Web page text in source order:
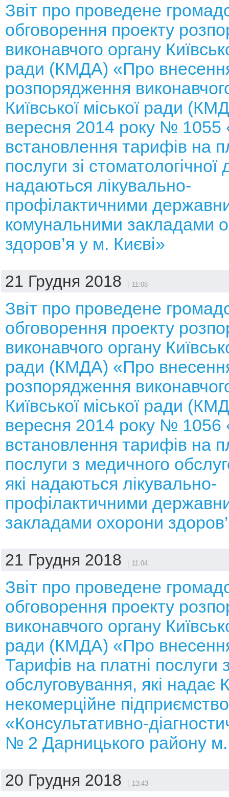
Звіт про проведене
обговорення проекту
виконавчого органу
ради (КМДА) «Про
розпорядження
Київської міської ради
вересня 2014 року № 1055
встановлення тарифів на
послуги зі стоматологічної
надаються лікувально-
профілактичними
комунальними закладами
здоров’я у м. Києві»
21 Грудня 2018 11:08
Звіт про проведене
обговорення проекту
виконавчого органу
ради (КМДА) «Про
розпорядження
Київської міської ради
вересня 2014 року № 1056
встановлення тарифів на
послуги з медичного
які надаються лікувально-
профілактичними
закладами охорони
21 Грудня 2018 11:04
Звіт про проведене
обговорення проекту
виконавчого органу
ради (КМДА) «Про
Тарифів на платні послуги
обслуговування, які надає
некомерційне підприємство
«Консультативно-
№ 2 Дарницького району
20 Грудня 2018 13:43